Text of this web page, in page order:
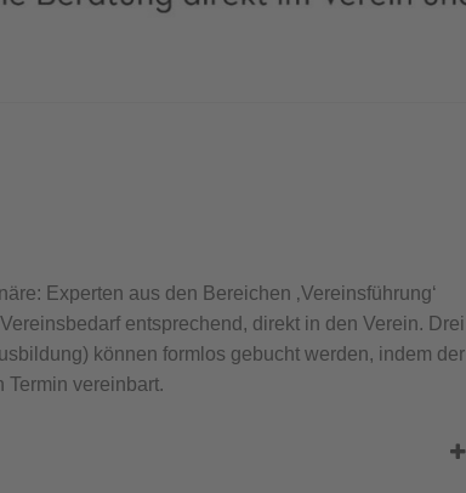
Experten aus den Bereichen ‚Vereinsführung‘
entsprechend, direkt in den Verein. Drei
können formlos gebucht werden, indem der
Termin vereinbart.